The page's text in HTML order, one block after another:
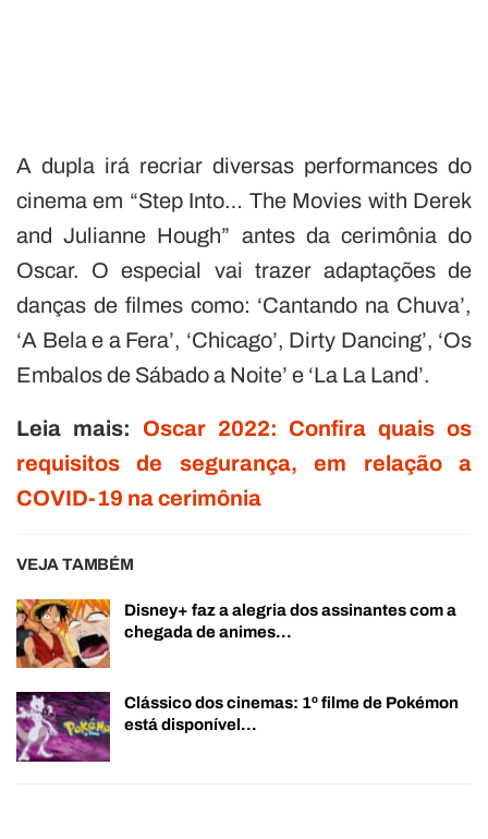
A dupla irá recriar diversas performances do
cinema em “Step Into… The Movies with Derek
and Julianne Hough” antes da cerimônia do
Oscar. O especial vai trazer adaptações de
danças de filmes como: ‘Cantando na Chuva’,
‘A Bela e a Fera’, ‘Chicago’, Dirty Dancing’, ‘Os
Embalos de Sábado a Noite’ e ‘La La Land’.
Leia mais: Oscar 2022: Confira quais os
requisitos de segurança, em relação a
COVID-19 na cerimônia
VEJA TAMBÉM
Disney+ faz a alegria dos assinantes com a
chegada de animes…
Clássico dos cinemas: 1º filme de Pokémon
está disponível…